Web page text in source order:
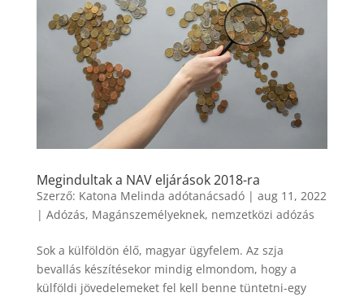
Megindultak a NAV eljárások 2018-ra
Szerző: Katona Melinda adótanácsadó| aug 11, 2022
| Adózás, Magánszemélyeknek, nemzetközi adózás
Sok a külföldön élő, magyar ügyfelem. Az szja
bevallás készítésekor mindig elmondom, hogy a
külföldi jövedelemeket fel kell benne tüntetni-egy